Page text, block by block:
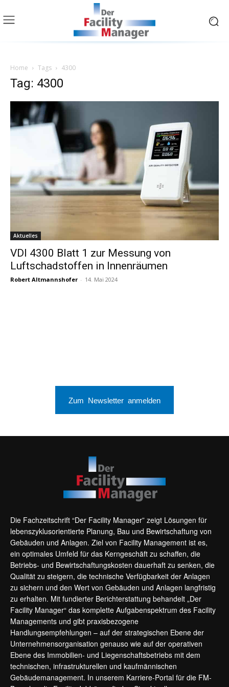
Home Tags 4300
Tag: 4300
Aktuelles
VDI 4300 Blatt 1 zur Messung von
Luftschadstoffen in Innenräumen
Robert Altmannshofer - 14. Mai 2024
Zum Newsletter anmelden
Die Fachzeitschrift “Der Facility Manager” zeigt Lösungen für
lebenszyklusorientierte Planung, Bau und Bewirtschaftung von
Gebäuden und Anlagen. Ziel von Facility Management ist es,
ein optimales Umfeld für das Kerngeschäft zu schaffen, die
Betriebs- und Bewirtschaftungskosten dauerhaft zu senken, die
Qualität zu steigern, die technische Verfügbarkeit der Anlagen
zu sichern und den Wert von Gebäuden und Anlagen langfristig
zu erhalten. Mit fundierter Berichterstattung behandelt „Der
Facility Manager“ das komplette Aufgabenspektrum des Facility
Managements und gibt praxisbezogene
Handlungsempfehlungen – auf der strategischen Ebene der
Unternehmensorganisation genauso wie auf der operativen
Ebene des Immobilien- und Liegenschaftsbetriebs mit dem
technischen, infrastrukturellen und kaufmännischen
Gebäudemanagement. In unserem Karriere-Portal für die FM-